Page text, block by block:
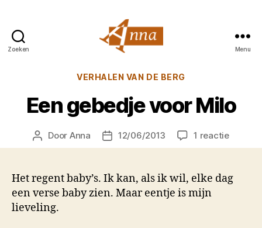
Zoeken
van
Menu
Categorieën
VERHALEN VAN DE BERG
Een gebedje voor Milo
Berichtauteur
Door Anna Berichtdatum
12/06/2013 1 reactieop
Een
voor
Milo
Het regent baby’s. Ik kan, als ik wil, elke dag
een verse baby zien. Maar eentje is mijn
lieveling.